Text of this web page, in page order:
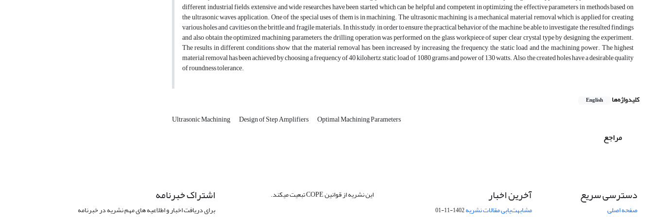
different industrial fields, extensive and wide researches have been started which can be helpful and competent in optimizing the effective parameters in methods based on
the ultrasonic waves application. One of the special uses of them is in machining. The ultrasonic machining is a mechanical material removal which is applied for creating
various holes and cavities on the brittle and fragile materials. In this study, in order to ensure the practical behavior of the machine, be able to investigate the resulted findings
and also obtain the optimized machining parameters, the drilling operation was performed on the glass workpiece of super clear crystal type by designing the experiment.
The results in different conditions show that the material removal has been increased by increasing the frequency, the static load and the machining power. The highest
material removal has been achieved by choosing a frequency of 40 kilohertz, static load of 1080 grams and power of 130 watts. Also, the created holes have a desirable quality
of roundness tolerance.
کلیدواژه‌ها English
Ultrasonic Machining Design of Step Amplifiers Optimal Machining Parameters
مراجع
دسترسی سریع
صفحه اصلی
آخرین اخبار
مشابهت‌یابی مقالات نشریه1402-11-01
این نشریه از قوانین COPE تبعیت میکند. اشتراک خبرنامه
برای دریافت اخبار و اطلاعیه های مهم نشریه در خبرنامه